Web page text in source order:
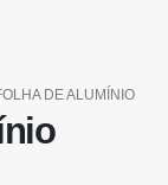
DE ALUMÍNIO